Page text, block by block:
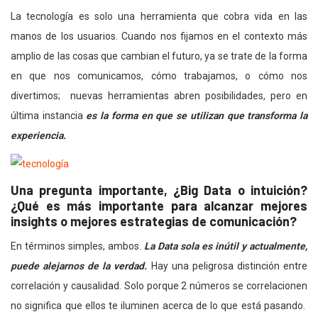
La tecnología es solo una herramienta que cobra vida en las
manos de los usuarios. Cuando nos fijamos en el contexto más
amplio de las cosas que cambian el futuro, ya se trate de la forma
en que nos comunicamos, cómo trabajamos, o cómo nos
divertimos; nuevas herramientas abren posibilidades, pero en
última instancia es la forma en que se utilizan que transforma la
experiencia.
Una pregunta importante, ¿Big Data o intuición?
¿Qué es más importante para alcanzar mejores
insights o mejores estrategias de comunicación?
En términos simples, ambos. La Data sola es inútil y actualmente,
puede alejarnos de la verdad. Hay una peligrosa distinción entre
correlación y causalidad. Solo porque 2 números se correlacionen
no significa que ellos te iluminen acerca de lo que está pasando.